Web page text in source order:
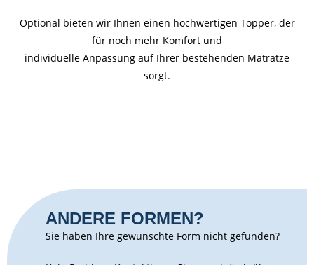
Optional bieten wir Ihnen einen hochwertigen Topper, der
für noch mehr Komfort und
individuelle Anpassung auf Ihrer bestehenden Matratze
sorgt.
ANDERE FORMEN?
Sie haben Ihre gewünschte Form nicht gefunden?